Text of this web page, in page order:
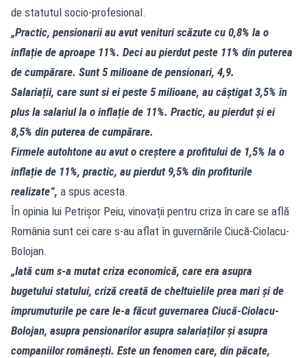
de statutul socio-profesional.
„Practic, pensionarii au avut venituri scăzute cu 0,8% la o
inflație de aproape 11%. Deci au pierdut peste 11% din puterea
de cumpărare. Sunt 5 milioane de pensionari, 4,9.
Salariații, care sunt si ei peste 5 milioane, au câștigat 3,5% în
plus la salariul la o inflație de 11%. Practic, au pierdut și ei
8,5% din puterea de cumpărare.
Firmele autohtone au avut o creștere a profitului de 1,5% la o
inflație de 11%, practic, au pierdut 9,5% din profiturile
realizate”, a spus acesta.
În opinia lui Petrișor Peiu, vinovații pentru criza în care se află
România sunt cei care s-au aflat în guvernările Ciucă-Ciolacu-
Bolojan.
„Iată cum s-a mutat criza economică, care era asupra
bugetului statului, criză creată de cheltuielile prea mari și de
împrumuturile pe care le-a făcut guvernarea Ciucă-Ciolacu-
Bolojan, asupra pensionarilor asupra salariaților și asupra
companiilor românești. Este un fenomen care, din păcate,